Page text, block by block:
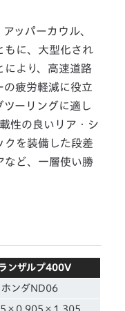
ッパーカウル、
もに、大型化され
により、高速道路
の疲労軽減に役立
ーリングに適し
性の良いリア・シ
クを装備した段差
など、一層使い勝
ランザルプ400V
ホンダND06